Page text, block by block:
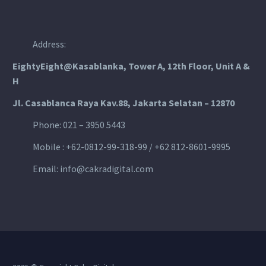
Address:
EightyEight@Kasablanka, Tower A, 12th Floor, Unit A &
H
Jl. Casablanca Raya Kav.88, Jakarta Selatan – 12870
Phone: 021 – 3950 5443
Mobile : +62-0812-99-318-99 / +62 812-8601-9995
Email: info@cakradigital.com